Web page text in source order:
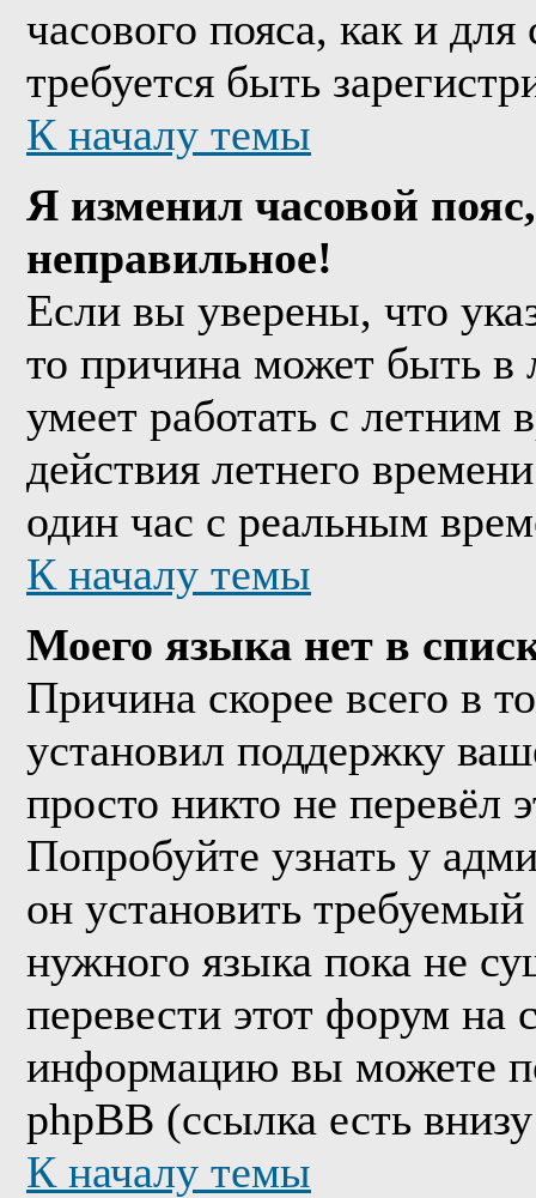
часового пояса, как и
требуется быть
К началу темы
Я изменил часовой
неправильное!
Если вы уверены, что
то причина может быть
умеет работать с летним
действия летнего
один час с реальным
К началу темы
Моего языка нет в
Причина скорее всего в
установил поддержку
просто никто не перевёл
Попробуйте узнать у
он установить
нужного языка пока не
перевести этот форум
информацию вы можете
phpBB (ссылка есть
К началу темы